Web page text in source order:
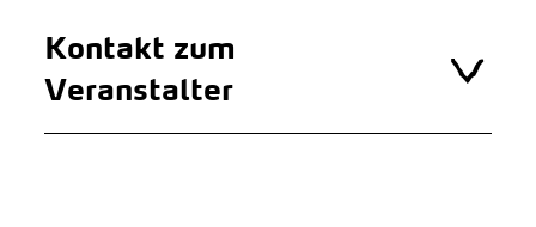
Kontakt zum
Veranstalter